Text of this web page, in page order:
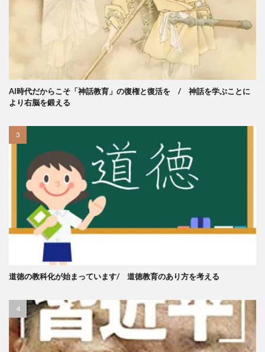
AI時代だからこそ「神話教育」の復権と復活を / 神話を学ぶことに
より右脳を鍛える
道徳の教科化が始まっています/ 道徳教育のあり方を考える